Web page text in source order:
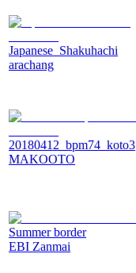
Japanese_Shakuhachi
arachang
20180412_bpm74_koto3
MAKOOTO
Summer border
EBI Zanmai